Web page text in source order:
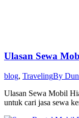
Ulasan Sewa
blog, TravelingBy
Ulasan Sewa Mobil
untuk cari jasa sewa